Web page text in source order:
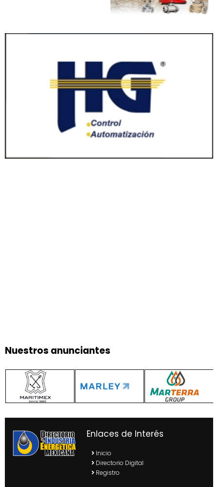
Nuestros anunciantes
Enlaces de Interés
Inicio
Directorio Digital
Registro